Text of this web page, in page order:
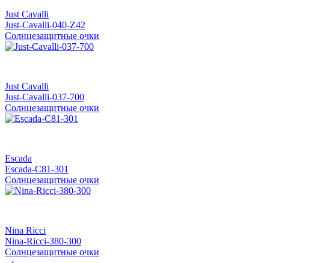
Just Cavalli
Just-Cavalli-040-Z42
Солнцезащитные очки
Just Cavalli
Just-Cavalli-037-700
Солнцезащитные очки
Escada
Escada-C81-301
Солнцезащитные очки
Nina Ricci
Nina-Ricci-380-300
Солнцезащитные очки